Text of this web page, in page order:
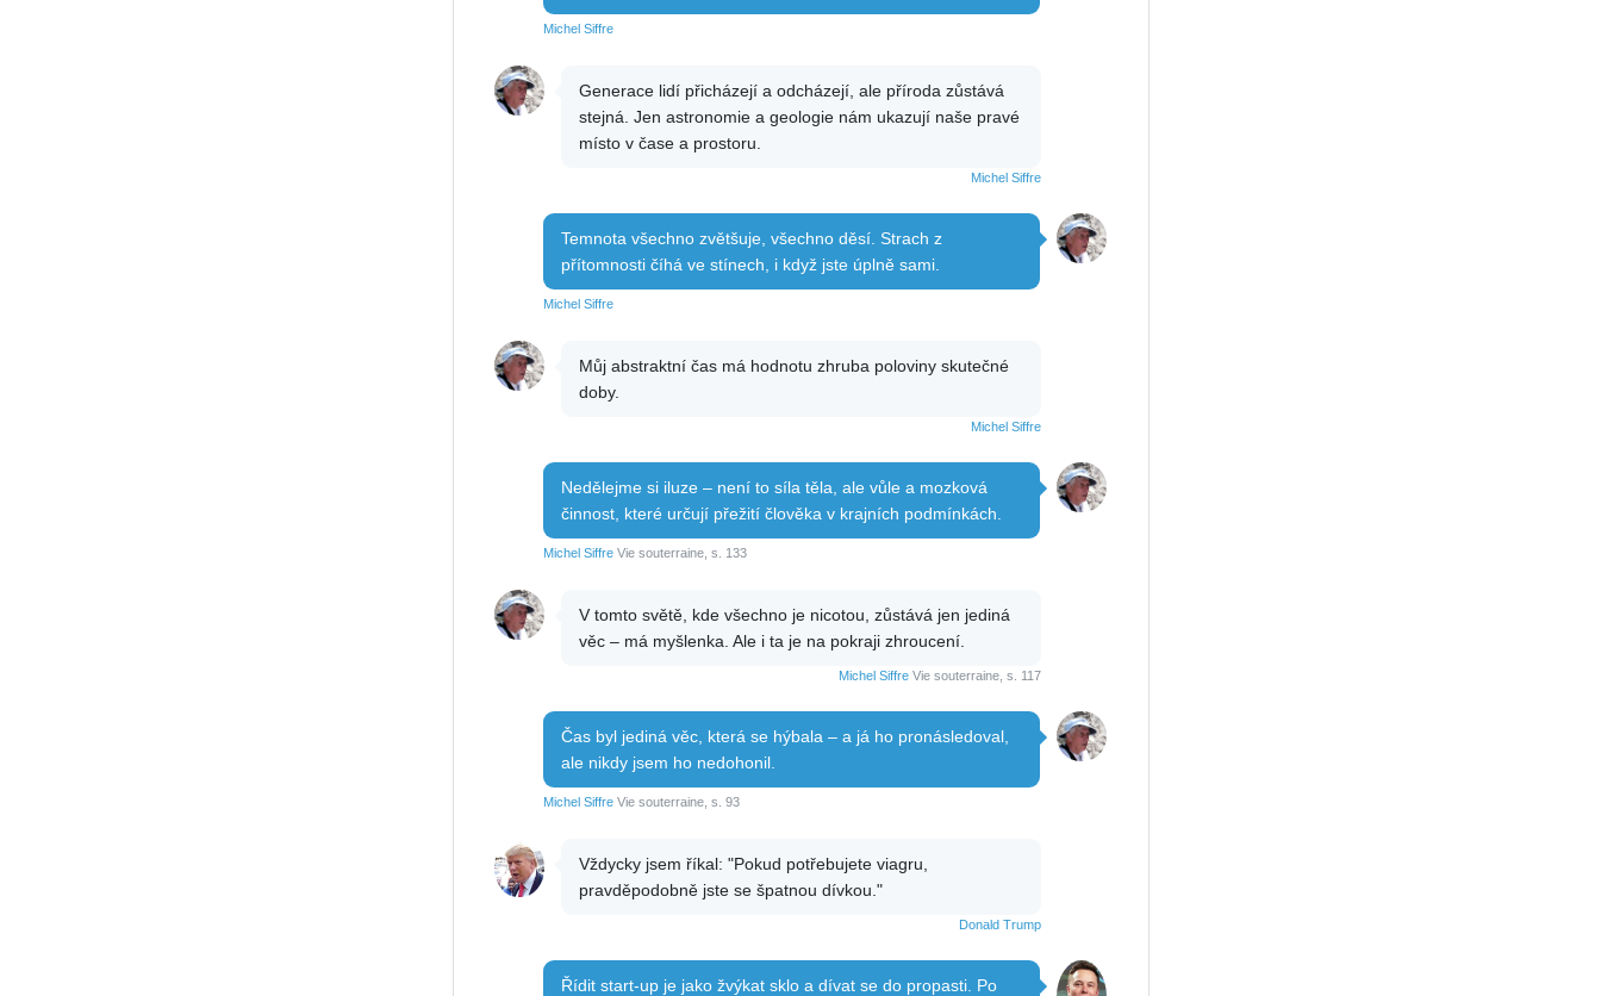
Michel Siffre
Generace lidí přicházejí a odcházejí, ale příroda zůstává
stejná. Jen astronomie a geologie nám ukazují naše pravé
místo v čase a prostoru.
Michel Siffre
Temnota všechno zvětšuje, všechno děsí. Strach z
přítomnosti číhá ve stínech, i když jste úplně sami.
Michel Siffre
Můj abstraktní čas má hodnotu zhruba poloviny skutečné
doby.
Michel Siffre
Nedělejme si iluze – není to síla těla, ale vůle a mozková
činnost, které určují přežití člověka v krajních podmínkách.
Michel SiffreVie souterraine, s. 133
V tomto světě, kde všechno je nicotou, zůstává jen jediná
věc – má myšlenka. Ale i ta je na pokraji zhroucení.
Michel SiffreVie souterraine, s. 117
Čas byl jediná věc, která se hýbala – a já ho pronásledoval,
ale nikdy jsem ho nedohonil.
Michel SiffreVie souterraine, s. 93
Vždycky jsem říkal: "Pokud potřebujete viagru,
pravděpodobně jste se špatnou dívkou."
Donald Trump
Řídit start-up je jako žvýkat sklo a dívat se do propasti. Po